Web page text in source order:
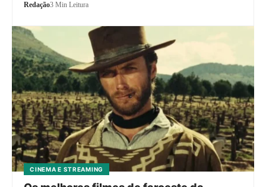
Redação3 Min Leitura
CINEMA E STREAMING